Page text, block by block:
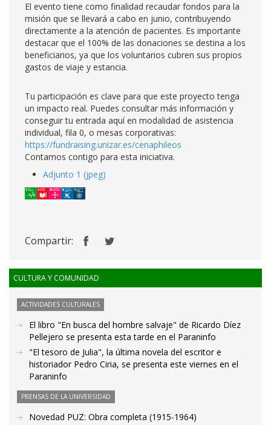
El evento tiene como finalidad recaudar fondos para la
misión que se llevará a cabo en junio, contribuyendo
directamente a la atención de pacientes. Es importante
destacar que el 100% de las donaciones se destina a los
beneficiarios, ya que los voluntarios cubren sus propios
gastos de viaje y estancia.
Tu participación es clave para que este proyecto tenga
un impacto real. Puedes consultar más información y
conseguir tu entrada aquí en modalidad de asistencia
individual, fila 0, o mesas corporativas:
https://fundraising.unizar.es/cenaphileos
Contamos contigo para esta iniciativa.
Adjunto 1 (jpeg)
Compartir:
CULTURA Y COMUNIDAD
ACTIVIDADES CULTURALES
El libro "En busca del hombre salvaje" de Ricardo Díez
Pellejero se presenta esta tarde en el Paraninfo
"El tesoro de Julia", la última novela del escritor e
historiador Pedro Ciria, se presenta este viernes en el
Paraninfo
PRENSAS DE LA UNIVERSIDAD
Novedad PUZ: Obra completa (1915-1964)